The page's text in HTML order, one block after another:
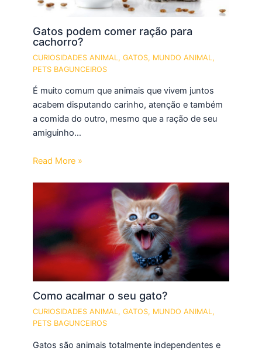
Gatos podem comer ração para
cachorro?
CURIOSIDADES ANIMAL ,GATOS, MUNDO ANIMAL ,
PETS BAGUNCEIROS
É muito comum que animais que vivem juntos
acabem disputando carinho, atenção e também
a comida do outro, mesmo que a ração de seu
amiguinho…
Read More »
Como acalmar o seu gato?
CURIOSIDADES ANIMAL,GATOS, MUNDO ANIMAL,
PETS BAGUNCEIROS
Gatos são animais totalmente independentes e